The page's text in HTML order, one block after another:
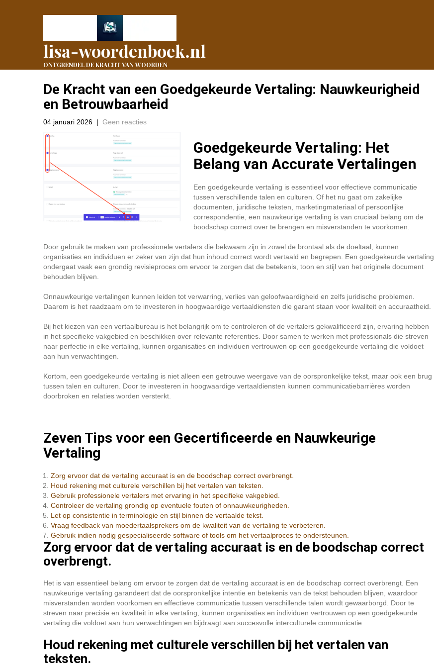
lisa-woordenboek.nl
ONTGRENDEL DE KRACHT VAN WOORDEN
De Kracht van een Goedgekeurde Vertaling: Nauwkeurigheid
en Betrouwbaarheid
04 januari 2026 | Geen reacties
Goedgekeurde Vertaling: Het
Belang van Accurate Vertalingen
Een goedgekeurde vertaling is essentieel voor effectieve communicatie
tussen verschillende talen en culturen. Of het nu gaat om zakelijke
documenten, juridische teksten, marketingmateriaal of persoonlijke
correspondentie, een nauwkeurige vertaling is van cruciaal belang om de
boodschap correct over te brengen en misverstanden te voorkomen.
Door gebruik te maken van professionele vertalers die bekwaam zijn in zowel de brontaal als de doeltaal, kunnen
organisaties en individuen er zeker van zijn dat hun inhoud correct wordt vertaald en begrepen. Een goedgekeurde vertaling
ondergaat vaak een grondig revisieproces om ervoor te zorgen dat de betekenis, toon en stijl van het originele document
behouden blijven.
Onnauwkeurige vertalingen kunnen leiden tot verwarring, verlies van geloofwaardigheid en zelfs juridische problemen.
Daarom is het raadzaam om te investeren in hoogwaardige vertaaldiensten die garant staan voor kwaliteit en accuraatheid.
Bij het kiezen van een vertaalbureau is het belangrijk om te controleren of de vertalers gekwalificeerd zijn, ervaring hebben
in het specifieke vakgebied en beschikken over relevante referenties. Door samen te werken met professionals die streven
naar perfectie in elke vertaling, kunnen organisaties en individuen vertrouwen op een goedgekeurde vertaling die voldoet
aan hun verwachtingen.
Kortom, een goedgekeurde vertaling is niet alleen een getrouwe weergave van de oorspronkelijke tekst, maar ook een brug
tussen talen en culturen. Door te investeren in hoogwaardige vertaaldiensten kunnen communicatiebarrières worden
doorbroken en relaties worden versterkt.
Zeven Tips voor een Gecertificeerde en Nauwkeurige
Vertaling
Zorg ervoor dat de vertaling accuraat is en de boodschap correct overbrengt.
Houd rekening met culturele verschillen bij het vertalen van teksten.
Gebruik professionele vertalers met ervaring in het specifieke vakgebied.
Controleer de vertaling grondig op eventuele fouten of onnauwkeurigheden.
Let op consistentie in terminologie en stijl binnen de vertaalde tekst.
Vraag feedback van moedertaalsprekers om de kwaliteit van de vertaling te verbeteren.
Gebruik indien nodig gespecialiseerde software of tools om het vertaalproces te ondersteunen.
Zorg ervoor dat de vertaling accuraat is en de boodschap correct
overbrengt.
Het is van essentieel belang om ervoor te zorgen dat de vertaling accuraat is en de boodschap correct overbrengt. Een
nauwkeurige vertaling garandeert dat de oorspronkelijke intentie en betekenis van de tekst behouden blijven, waardoor
misverstanden worden voorkomen en effectieve communicatie tussen verschillende talen wordt gewaarborgd. Door te
streven naar precisie en kwaliteit in elke vertaling, kunnen organisaties en individuen vertrouwen op een goedgekeurde
vertaling die voldoet aan hun verwachtingen en bijdraagt aan succesvolle interculturele communicatie.
Houd rekening met culturele verschillen bij het vertalen van
teksten.